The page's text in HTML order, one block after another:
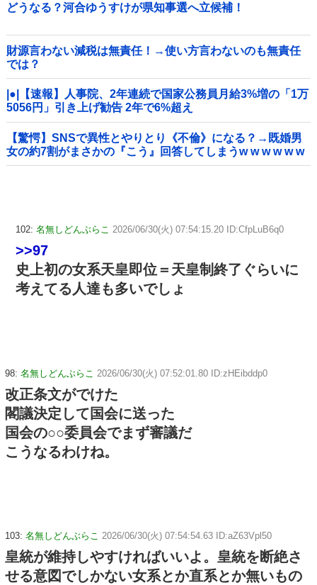
どうなる？河合ゆうすけが県知事選へ立候補！
財源言わない減税は無責任！→使い方言わないのも無責任
では？
|●|【速報】人事院、2年連続で国家公務員月給3%増の「1万
5056円」引き上げ勧告 2年で6%超え
【驚愕】SNSで異性とやりとり《不倫》になる？→既婚男
女の約7割がまさかの『こう』回答してしまうw w w w w w
w w
102: 名無しどんぶらこ 2026/06/30(火) 07:54:15.20 ID:CfpLuB6q0
>>97
史上初の女系天皇即位＝天皇制終了ぐらいに
考えてる人達も多いでしょ
98: 名無しどんぶらこ 2026/06/30(火) 07:52:01.80 ID:zHEibddp0
改正条文がでけた
閣議決定して国会に送った
国会の○○委員会でまず審議だ
こうなるわけね。
103: 名無しどんぶらこ 2026/06/30(火) 07:54:54.63 ID:aZ63Vpl50
皇統が維持しやすければいいよ。皇統を断絶さ
せる意図でしかない女系とか直系とか無いもの